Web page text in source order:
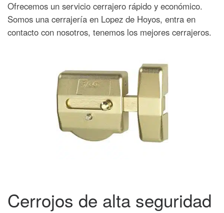
Ofrecemos un servicio cerrajero rápido y económico.
Somos una cerrajería en Lopez de Hoyos, entra en
contacto con nosotros, tenemos los mejores cerrajeros.
Cerrojos de alta seguridad